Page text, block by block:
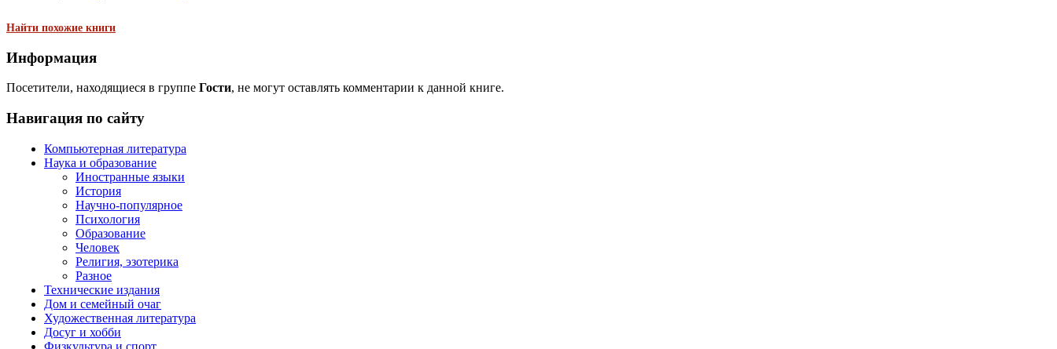
Найти похожие книги
Информация
Посетители, находящиеся в группе Гости, не могут оставлять комментарии к данной книге.
Навигация по сайту
Компьютерная литература
Наука и образование
Иностранные языки
История
Научно-популярное
Психология
Образование
Человек
Религия, эзотерика
Разное
Технические издания
Дом и семейный очаг
Художественная литература
Досуг и хобби
Физкультура и спорт